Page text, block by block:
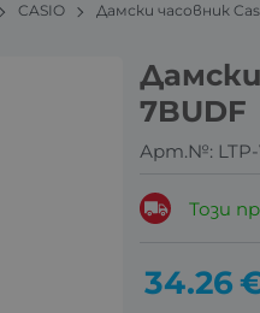
CASIO Дамски часовник
Дамски
7BUDF
Арт.№:
Този
34.26